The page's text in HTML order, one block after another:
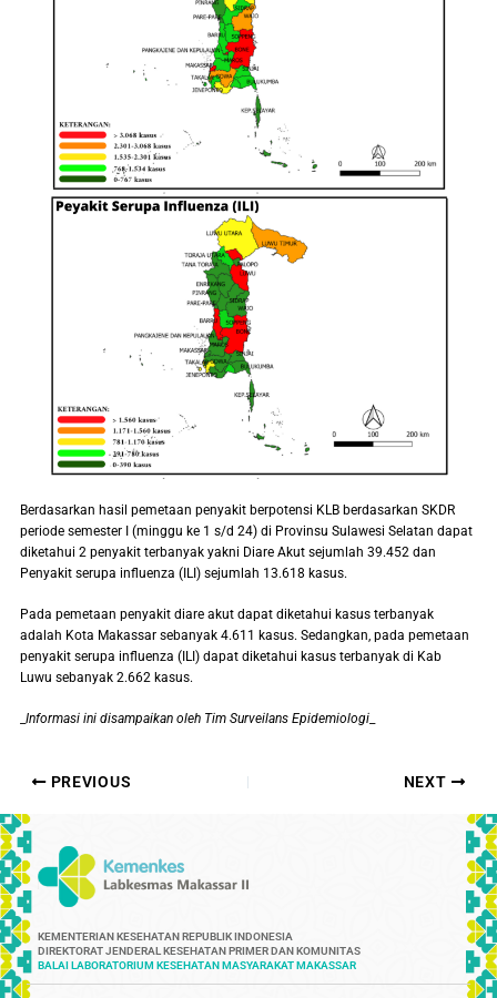
Berdasarkan hasil pemetaan penyakit berpotensi KLB berdasarkan SKDR
periode semester I (minggu ke 1 s/d 24) di Provinsu Sulawesi Selatan dapat
diketahui 2 penyakit terbanyak yakni Diare Akut sejumlah 39.452 dan
Penyakit serupa influenza (ILI) sejumlah 13.618 kasus.
Pada pemetaan penyakit diare akut dapat diketahui kasus terbanyak
adalah Kota Makassar sebanyak 4.611 kasus. Sedangkan, pada pemetaan
penyakit serupa influenza (ILI) dapat diketahui kasus terbanyak di Kab
Luwu sebanyak 2.662 kasus.
_Informasi ini disampaikan oleh Tim Surveilans Epidemiologi
PREVIOUS NEXT
KEMENTERIAN KESEHATAN REPUBLIK INDONESIA
DIREKTORAT JENDERAL KESEHATAN PRIMER DAN KOMUNITAS
BALAI LABORATORIUM KESEHATAN MASYARAKAT MAKASSAR